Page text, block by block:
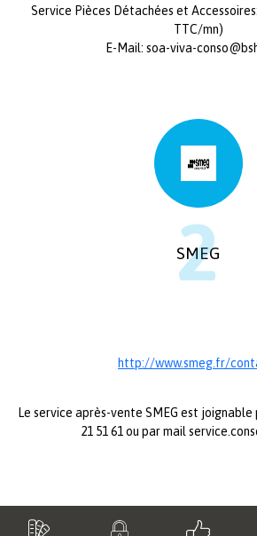
Service Pièces Détachées et Accessoires:
TTC/mn)
E-Mail: soa-viva-
2
SMEG
http://www.smeg.fr/
Le service après-vente SMEG est
21 51 61 ou par mail